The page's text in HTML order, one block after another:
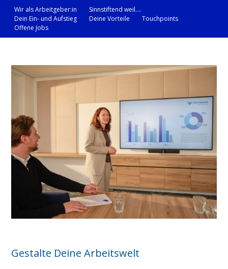
Wir als Arbeitgeber:in
Sinnstiftend weil….
Dein Ein- und Aufstieg
Deine Vorteile
Touchpoints
Offene Jobs
Gestalte Deine Arbeitswelt